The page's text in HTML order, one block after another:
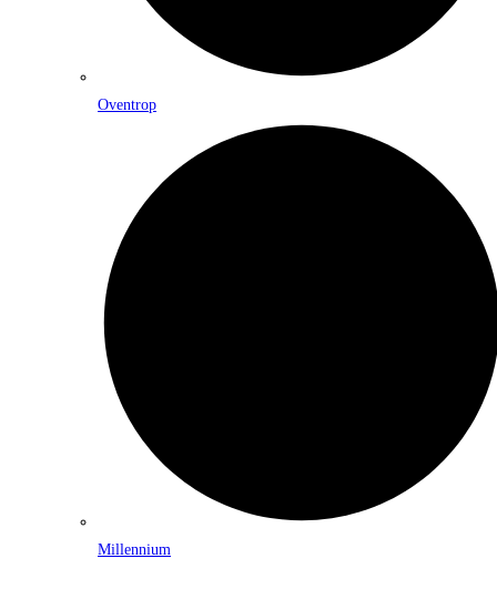
Oventrop
Millennium